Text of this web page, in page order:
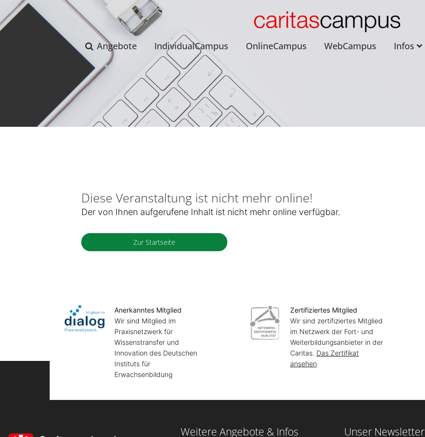
Angebote IndividualCampus OnlineCampus WebCampus Infos
Diese Veranstaltung ist nicht mehr online!
Der von Ihnen aufgerufene Inhalt ist nicht mehr online verfügbar.
Zur Startseite
Anerkanntes Mitglied
Wir sind Mitglied im
Praxisnetzwerk für
Wissenstransfer und
Innovation des Deutschen
Instituts für
Erwachsenbildung
Zertifiziertes Mitglied
Wir sind zertifiziertes Mitglied
im Netzwerk der Fort- und
Weiterbildungsanbieter in der
Caritas. Das Zertifikat
ansehen
Weitere Angebote & Infos Unser Newsletter